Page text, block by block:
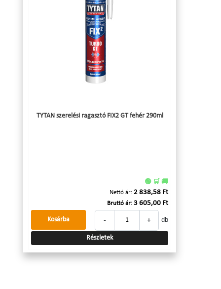
TYTAN szerelési ragasztó FIX2 GT fehér 290ml
🟢 🛒 🚚
Nettó ár: 2 838,58 Ft
Bruttó ár: 3 605,00 Ft
- + db
Kosárba
Részletek